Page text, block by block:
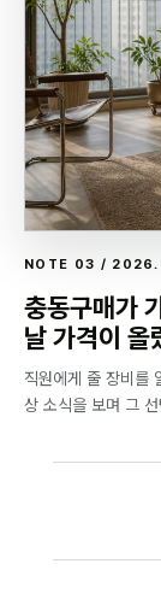
NOTE 03 /
충동구매가
날 가격이 올
직원에게 줄 장비를
상 소식을 보며 그